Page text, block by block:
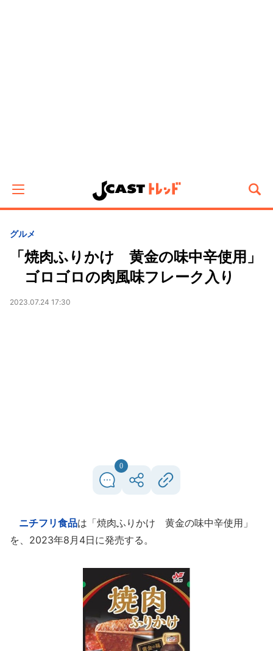
グルメ
「焼肉ふりかけ 黄金の味中辛使用」
ゴロゴロの肉風味フレーク入り
2023.07.24 17:30
0
ニチフリ食品は「焼肉ふりかけ 黄金の味中辛使用」
を、2023年8月4日に発売する。